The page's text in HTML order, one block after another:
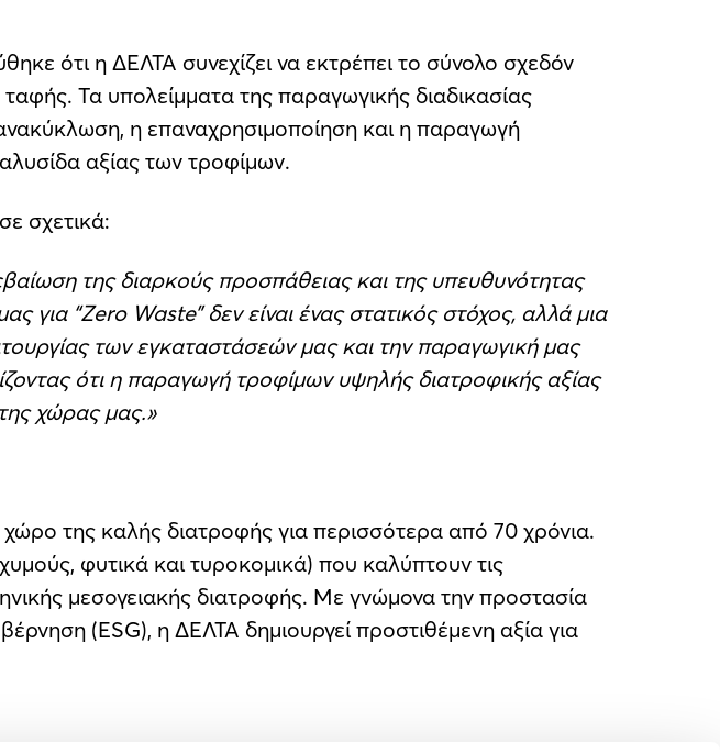
ότι η ΔΕΛΤΑ συνεχίζει να εκτρέπει το σύνολο σχεδόν
Τα υπολείμματα της παραγωγικής διαδικασίας
η επαναχρησιμοποίηση και η παραγωγή
αξίας των τροφίμων.
σχετικά:
της διαρκούς προσπάθειας και της υπευθυνότητας
για “Zero Waste” δεν είναι ένας στατικός στόχος, αλλά μια
των εγκαταστάσεών μας και την παραγωγική μας
ότι η παραγωγή τροφίμων υψηλής διατροφικής αξίας
χώρας μας.»
χώρο της καλής διατροφής για περισσότερα από 70 χρόνια.
φυτικά και τυροκομικά) που καλύπτουν τις
μεσογειακής διατροφής. Με γνώμονα την προστασία
(ESG), η ΔΕΛΤΑ δημιουργεί προστιθέμενη αξία για